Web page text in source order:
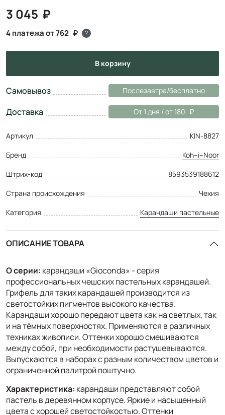
3 045
4 платежа от 762 ?
в корзину
Самовывоз Послезавтра/бесплатно
Доставка От 1 дня / от 180
Артикул
KIN-8827
Бренд
Koh–i–Noor
Штрих-код
8593539188612
Страна происхождения
Чехия
Категория
Карандаши пастельные
ОПИСАНИЕ ТОВАРА
О серии: карандаши «Gioconda» - серия
профессиональных чешских пастельных карандашей.
Грифель для таких карандашей производится из
светостойких пигментов высокого качества.
Карандаши хорошо передают цвета как на светлых, так
и на тёмных поверхностях. Применяются в различных
техниках живописи. Оттенки хорошо смешиваются
между собой, при необходимости растушевываются.
Выпускаются в наборах с разным количеством цветов и
ограниченной палитрой поштучно.
Характеристика: карандаши представляют собой
пастель в деревянном корпусе. Яркие и насыщенный
цвета с хорошей светостойкостью. Оттенки